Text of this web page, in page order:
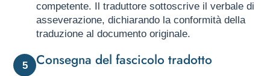
competente. Il traduttore sottoscrive il verbale di
asseverazione, dichiarando la conformità della
traduzione al documento originale.
5 Consegna del fascicolo tradotto